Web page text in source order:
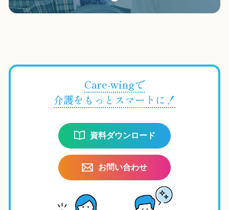
Care-wingで
介護をもっとスマートに！
資料ダウンロード
お問い合わせ